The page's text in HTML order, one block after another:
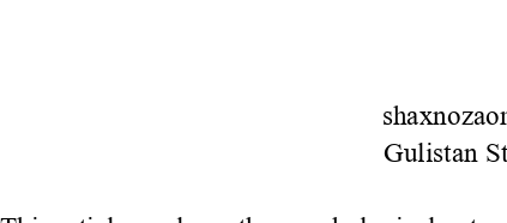
Gulistan